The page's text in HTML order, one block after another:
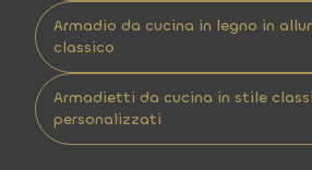
Armadio da cucina in legno in
classico
Armadietti da cucina in stile
personalizzati